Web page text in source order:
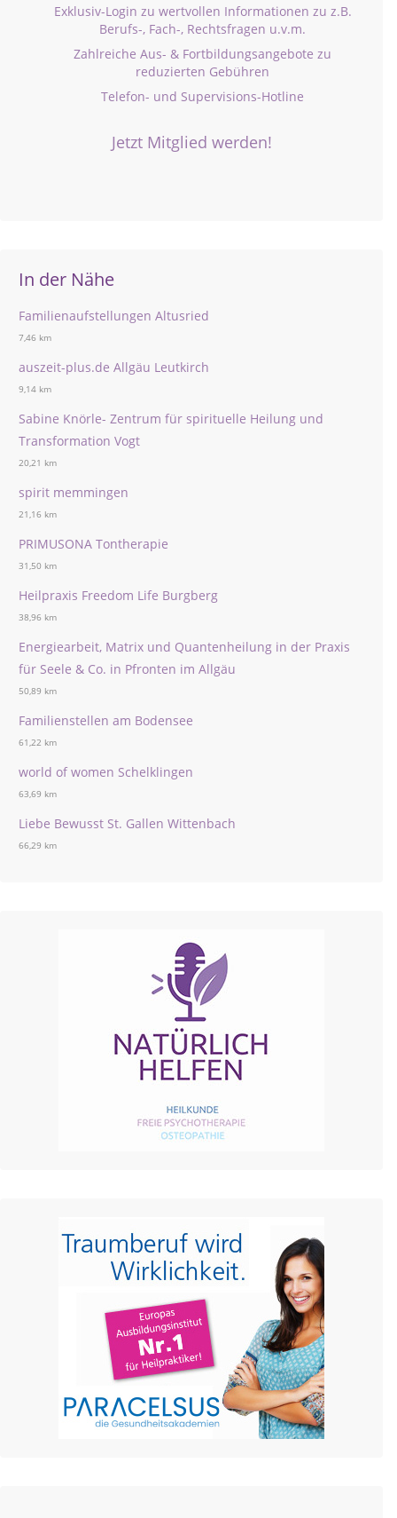
Exklusiv-Login zu wertvollen Informationen zu z.B.
Berufs-, Fach-, Rechtsfragen u.v.m.
Zahlreiche Aus- & Fortbildungsangebote zu
reduzierten Gebühren
Telefon- und Supervisions-Hotline
Jetzt Mitglied werden!
In der Nähe
Familienaufstellungen Altusried
7,46 km
auszeit-plus.de Allgäu Leutkirch
9,14 km
Sabine Knörle- Zentrum für spirituelle Heilung und
Transformation Vogt
20,21 km
spirit memmingen
21,16 km
PRIMUSONA Tontherapie
31,50 km
Heilpraxis Freedom Life Burgberg
38,96 km
Energiearbeit, Matrix und Quantenheilung in der Praxis
für Seele & Co. in Pfronten im Allgäu
50,89 km
Familienstellen am Bodensee
61,22 km
world of women Schelklingen
63,69 km
Liebe Bewusst St. Gallen Wittenbach
66,29 km